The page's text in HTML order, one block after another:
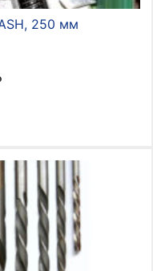
250 мм